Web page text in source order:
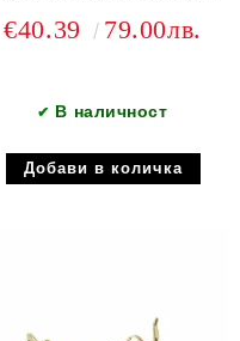
€40.39 79.00лв.
✔ В наличност